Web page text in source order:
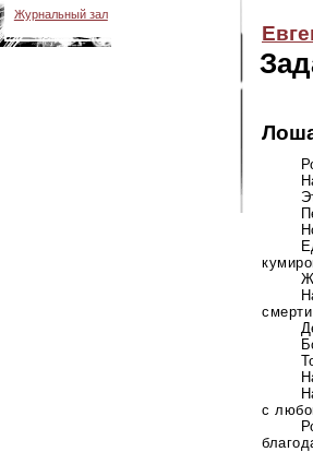
Журнальный зал
смерти.
с